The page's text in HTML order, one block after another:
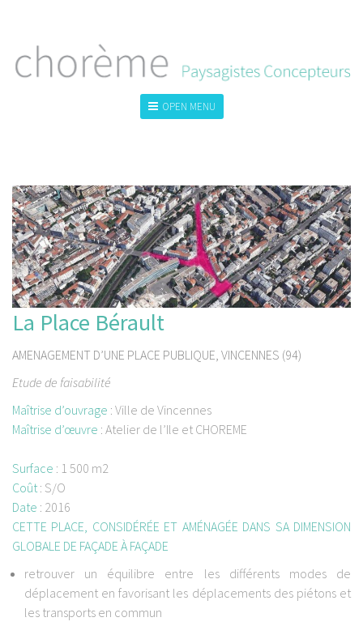
OPEN MENU
La Place Bérault
AMENAGEMENT D’UNE PLACE PUBLIQUE, VINCENNES (94)
Etude de faisabilité
Maîtrise d’ouvrage : Ville de Vincennes
Maîtrise d’œuvre : Atelier de l’Ile et CHOREME
Surface : 1 500 m2
Coût: S/O
Date : 2016
CETTE PLACE, CONSIDÉRÉE ET AMÉNAGÉE DANS SA DIMENSION
GLOBALE DE FAÇADE À FAÇADE
retrouver un équilibre entre les différents modes de
déplacement en favorisant les déplacements des piétons et
les transports en commun